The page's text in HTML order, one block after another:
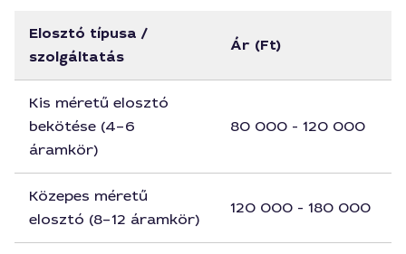
Elosztó típusa /
szolgáltatás
Ár (Ft)
Kis méretű elosztó
bekötése (4–6
áramkör)
80 000 - 120 000
Közepes méretű
elosztó (8–12 áramkör)
120 000 - 180 000